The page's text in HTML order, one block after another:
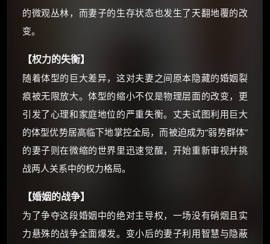
的微观丛林，而妻子的生存状态也发生了天翻地覆的改
变。
【权力的失衡】
随着体型的巨大差异，这对夫妻之间原本隐藏的婚姻裂
痕被无限放大。体型的缩小不仅是物理层面的改变，更
引发了心理和家庭地位的严重失衡。丈夫试图利用巨大
的体型优势居高临下地掌控全局，而被迫成为“弱势群体”
的妻子则在微缩的世界里迅速觉醒，开始重新审视并挑
战两人关系中的权力格局。
【婚姻的战争】
为了争夺这段婚姻中的绝对主导权，一场没有硝烟且实
力悬殊的战争全面爆发。变小后的妻子利用智慧与隐蔽
如夸克12个月送14天 最低75元！
优惠券、活动红包，每日可领。
⚡ 前往【大淘客】领红包
☕ 海外大侠？通过 Ko-fi 赐茶